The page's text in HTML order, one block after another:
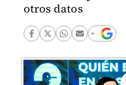
otros datos